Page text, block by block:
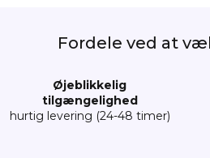
Fordele ved at
Øjeblikkelig
tilgængelighed
hurtig levering (24-48 timer)